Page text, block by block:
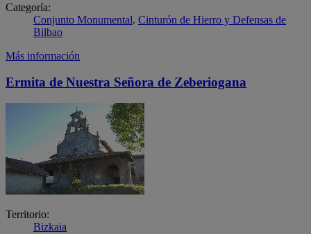
Categoría:
Conjunto Monumental. Cinturón de Hierro y Defensas de
Bilbao
Más información
Ermita de Nuestra Señora de Zeberiogana
Territorio:
Bizkaia